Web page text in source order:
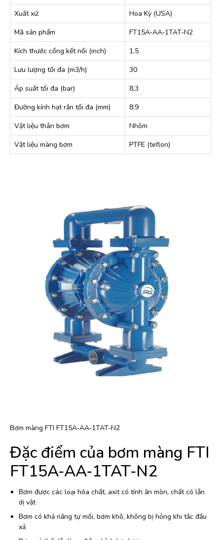
Xuất xứ:
Hoa Kỳ (USA)
Mã sản phẩm
FT15A‐AA‐1TAT‐N2
Kích thước cổng kết nối (inch)
1,5
Lưu lượng tối đa (m3/h)
30
Áp suất tối đa (bar)
8,3
Đường kính hạt rắn tối đa (mm)
8,9
Vật liệu thân bơm
Nhôm
Vật liệu màng bơm
PTFE (teflon)
Bơm màng FTI FT15A‐AA‐1TAT‐N2
Đặc điểm của bơm màng FTI
FT15A‐AA‐1TAT‐N2
Bơm được các loại hóa chất, axit có tính ăn mòn, chất có lẫn
dị vật
Bơm có khả năng tự mồi, bơm khô, không bị hỏng khi tắc đầu
xả